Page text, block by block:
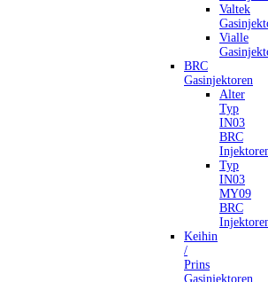
Valtek
Vialle
BRC
Gasinjektoren
Alter
Typ
IN03
BRC
Typ
IN03
MY09
BRC
Keihin
/
Prins
Gasinjektoren